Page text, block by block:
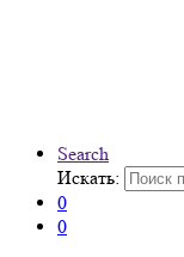
Search
Искать:
0
0